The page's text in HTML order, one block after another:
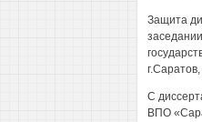
Защита
С
ВПО